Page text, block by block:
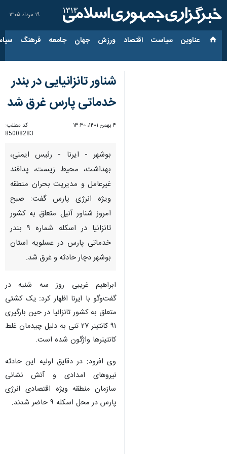
۱۹ مرداد ۱۴۰۵
عناوین‌ سیاست اقتصاد ورزش جهان جامعه فرهنگ
شناور تانزانیایی در بندر
خدماتی پارس غرق شد
۴ بهمن ۱۴۰۱، ۱۳:۳۰
کد مطلب:
85008283
بوشهر - ایرنا - رئیس ایمنی،
بهداشت، محیط زیست، پدافند
غیرعامل و مدیریت بحران منطقه
ویژه انرژی پارس گفت: صبح
امروز شناور آنیل متعلق به کشور
تانزانیا در اسکله شماره ۹ بندر
خدماتی پارس در عسلویه استان
بوشهر دچار حادثه و غرق شد.
ابراهیم غریبی روز سه شنبه در
گفت‌وگو با ایرنا اظهار کرد: یک کشتی
متعلق به کشور تانزانیا در حین بارگیری
۹۱ کانتینر ۲۷ تنی به دلیل چیدمان غلط
کانتینرها واژگون شده است.
وی افزود: در دقایق اولیه این حادثه
نیروهای امدادی و آتش نشانی
سازمان منطقه ویژه اقتصادی انرژی
پارس در محل اسکله ۹ حاضر شدند.